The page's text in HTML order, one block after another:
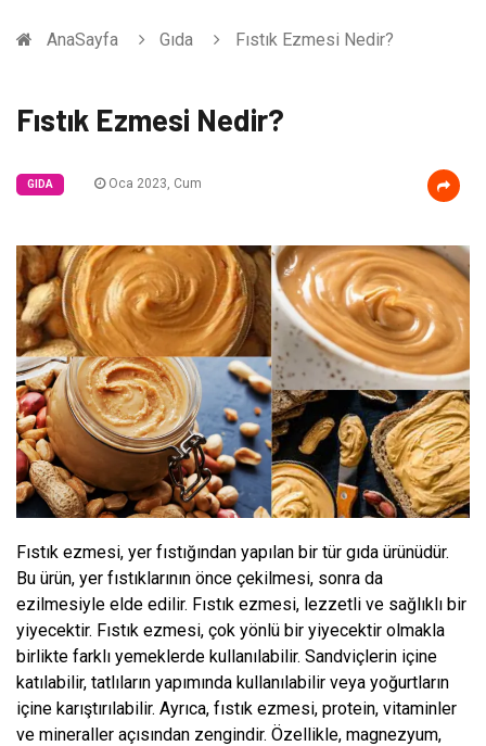
AnaSayfa Gıda Fıstık Ezmesi Nedir?
Fıstık Ezmesi Nedir?
GIDA Oca 2023, Cum
Fıstık ezmesi, yer fıstığından yapılan bir tür gıda ürünüdür.
Bu ürün, yer fıstıklarının önce çekilmesi, sonra da
ezilmesiyle elde edilir. Fıstık ezmesi, lezzetli ve sağlıklı bir
yiyecektir. Fıstık ezmesi, çok yönlü bir yiyecektir olmakla
birlikte farklı yemeklerde kullanılabilir. Sandviçlerin içine
katılabilir, tatlıların yapımında kullanılabilir veya yoğurtların
içine karıştırılabilir. Ayrıca, fıstık ezmesi, protein, vitaminler
ve mineraller açısından zengindir. Özellikle, magnezyum,